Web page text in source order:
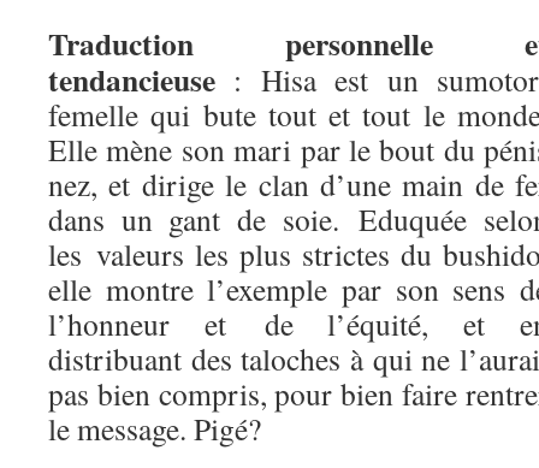
Traduction personnelle
tendancieuse : Hisa est un
femelle qui bute tout et tout le
Elle mène son mari par le bout du
nez, et dirige le clan d’une main de
dans un gant de soie. Eduquée
les valeurs les plus strictes du
elle montre l’exemple par son sens
l’honneur et de l’équité, et
distribuant des taloches à qui ne
pas bien compris, pour bien faire
le message. Pigé?